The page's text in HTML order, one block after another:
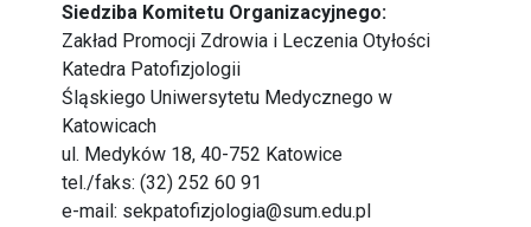
Siedziba Komitetu Organizacyjnego:
Zakład Promocji Zdrowia i Leczenia Otyłości
Katedra Patofizjologii
Śląskiego Uniwersytetu Medycznego w
Katowicach
ul. Medyków 18, 40-752 Katowice
tel./faks: (32) 252 60 91
e-mail: sekpatofizjologia@sum.edu.pl